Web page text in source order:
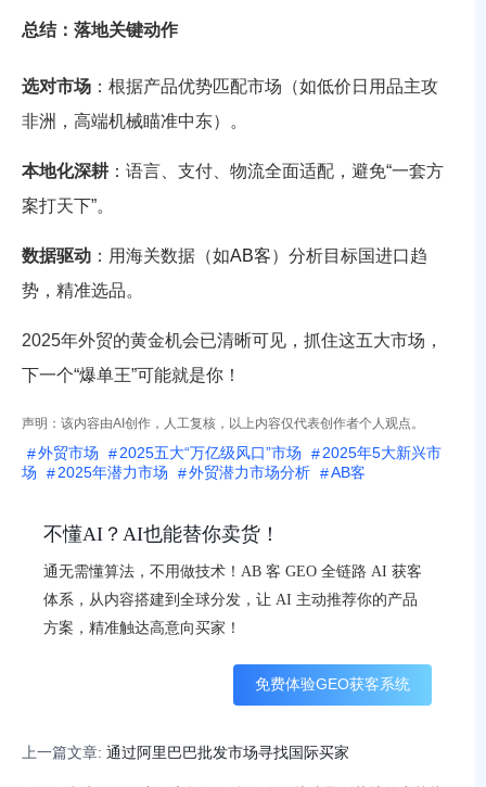
总结：落地关键动作
选对市场 ：根据产品优势匹配市场（如低价日用品主攻
非洲，高端机械瞄准中东）。
本地化深耕 ：语言、支付、物流全面适配，避免“一套方
案打天下”。
数据驱动 ：用海关数据（如AB客）分析目标国进口趋
势，精准选品。
2025年外贸的黄金机会已清晰可见，抓住这五大市场，
下一个“爆单王”可能就是你！
声明：该内容由AI创作，人工复核，以上内容仅代表创作者个人观点。
外贸市场 2025五大“万亿级风口”市场
2025年5大新兴市
场
2025年潜力市场 外贸潜力市场分析 AB客
不懂AI？AI也能替你卖货！
通无需懂算法，不用做技术！AB 客 GEO 全链路 AI 获客
体系，从内容搭建到全球分发，让 AI 主动推荐你的产品
方案，精准触达高意向买家！
免费体验GEO获客系统
上一篇文章: 通过阿里巴巴批发市场寻找国际买家